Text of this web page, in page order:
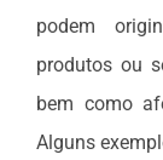
podem
produtos ou
bem como
Alguns